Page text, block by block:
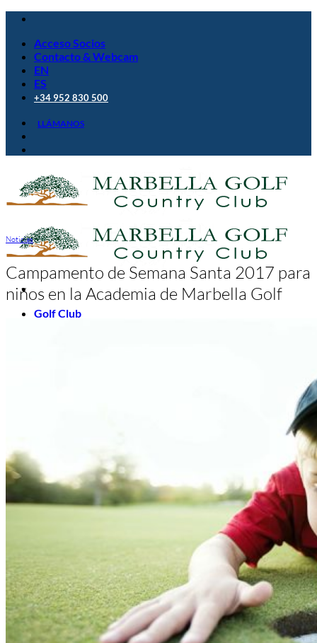
Saltar
contenidoAcceso Socios
Contacto & Webcam
EN
ES
+34 952 830 500
LLÁMANOS
Golf Club
Noticias
Últimas noticias
Newsletters
Reservar
Noticias
Campamento de Semana Santa 2017 para
niños en la Academia de Marbella Golf